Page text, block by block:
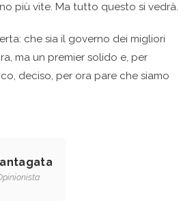
più vite. Ma tutto questo si vedrà.
che sia il governo dei migliori
ma un premier solido e, per
deciso, per ora pare che siamo